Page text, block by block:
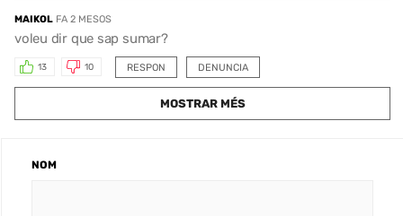
MAIKOL FA 2 MESOS
voleu dir que sap sumar?
RESPON
13 10 DENUNCIA
MOSTRAR MÉS
NOM